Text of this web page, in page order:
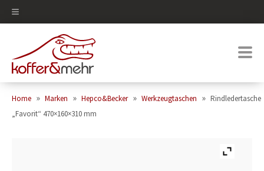
Home » Marken » Hepco&Becker » Werkzeugtaschen » Rindledertasche
„Favorit“ 470×160×310 mm